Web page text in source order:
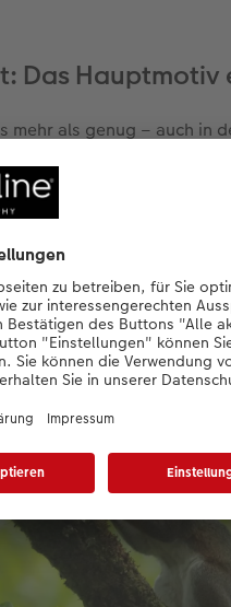
Das
als genug – auch in
Hauptmotiv aus der
von etwa 3:5. Dieses
in natürlichen Formen
Format vorteilhaft.